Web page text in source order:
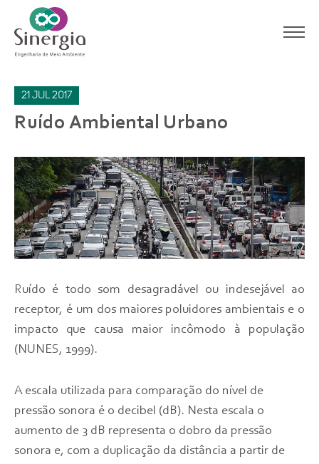
21 jul2017
Ruído Ambiental Urbano
Ruído é todo som desagradável ou indesejável ao
receptor, é um dos maiores poluidores ambientais e o
impacto que causa maior incômodo à população
(NUNES, 1999).
A escala utilizada para comparação do nível de
pressão sonora é o decibel (dB). Nesta escala o
aumento de 3 dB representa o dobro da pressão
sonora e, com a duplicação da distância a partir de